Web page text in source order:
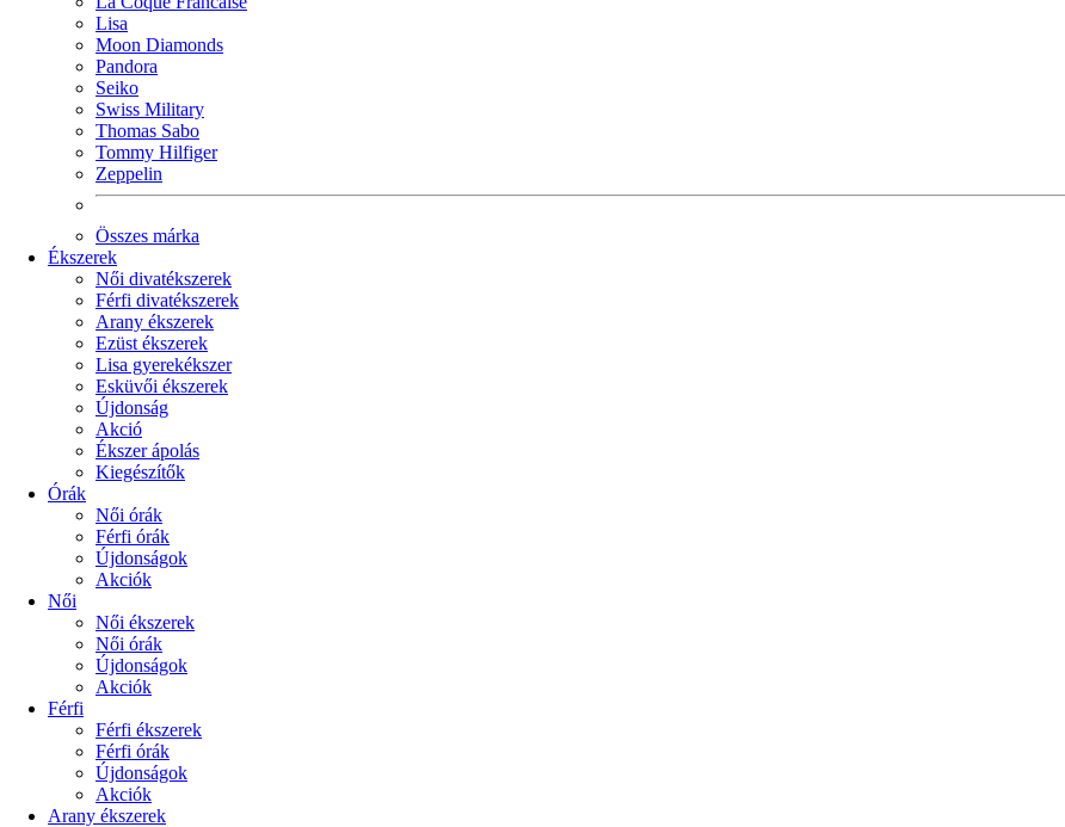
Lisa
Moon Diamonds
Pandora
Seiko
Swiss Military
Thomas Sabo
Tommy Hilfiger
Zeppelin
Összes márka
Ékszerek
Női divatékszerek
Férfi divatékszerek
Arany ékszerek
Ezüst ékszerek
Lisa gyerekékszer
Esküvői ékszerek
Újdonság
Akció
Ékszer ápolás
Kiegészítők
Órák
Női órák
Férfi órák
Újdonságok
Akciók
Női
Női ékszerek
Női órák
Újdonságok
Akciók
Férfi
Férfi ékszerek
Férfi órák
Újdonságok
Akciók
Arany ékszerek